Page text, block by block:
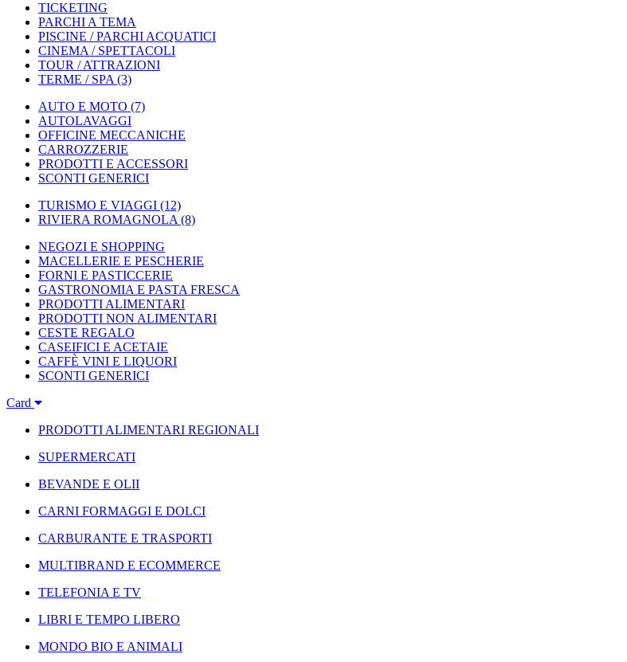
TICKETING
PARCHI A TEMA
PISCINE / PARCHI ACQUATICI
CINEMA / SPETTACOLI
TOUR / ATTRAZIONI
TERME / SPA (3)
AUTO E MOTO (7)
AUTOLAVAGGI
OFFICINE MECCANICHE
CARROZZERIE
PRODOTTI E ACCESSORI
SCONTI GENERICI
TURISMO E VIAGGI (12)
RIVIERA ROMAGNOLA (8)
NEGOZI E SHOPPING
MACELLERIE E PESCHERIE
FORNI E PASTICCERIE
GASTRONOMIA E PASTA FRESCA
PRODOTTI ALIMENTARI
PRODOTTI NON ALIMENTARI
CESTE REGALO
CASEIFICI E ACETAIE
CAFFÈ VINI E LIQUORI
SCONTI GENERICI
Card
PRODOTTI ALIMENTARI REGIONALI
SUPERMERCATI
BEVANDE E OLII
CARNI FORMAGGI E DOLCI
CARBURANTE E TRASPORTI
MULTIBRAND E ECOMMERCE
TELEFONIA E TV
LIBRI E TEMPO LIBERO
MONDO BIO E ANIMALI